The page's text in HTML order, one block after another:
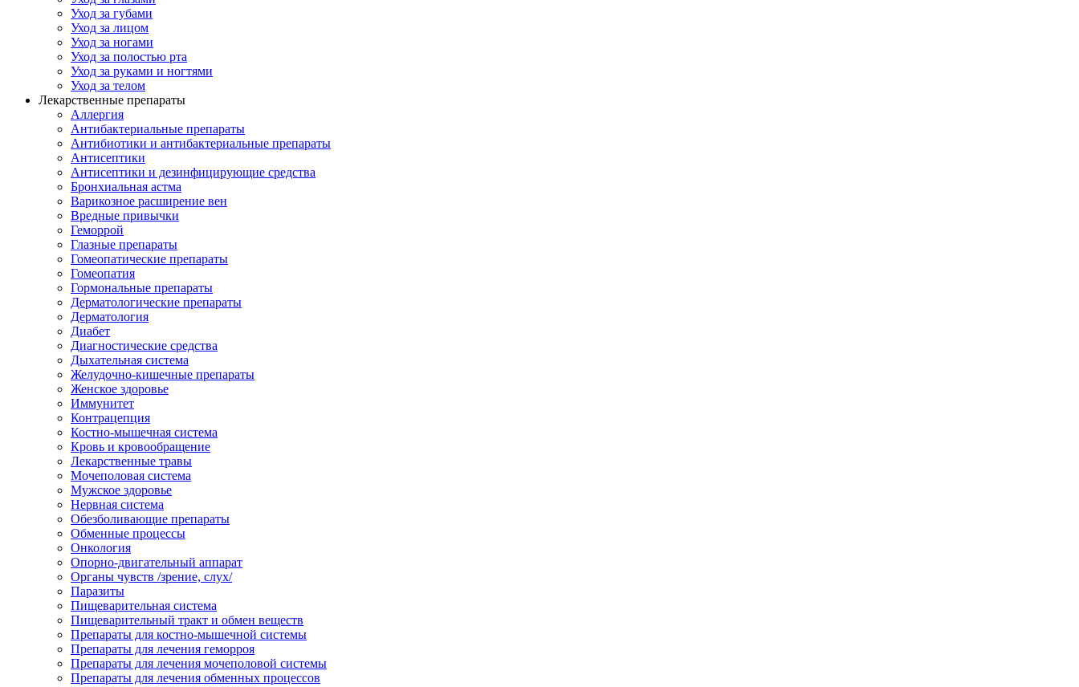
Уход за губами
Уход за лицом
Уход за ногами
Уход за полостью рта
Уход за руками и ногтями
Уход за телом
Лекарственные препараты
Аллергия
Антибактериальные препараты
Антибиотики и антибактериальные препараты
Антисептики
Антисептики и дезинфицирующие средства
Бронхиальная астма
Варикозное расширение вен
Вредные привычки
Геморрой
Глазные препараты
Гомеопатические препараты
Гомеопатия
Гормональные препараты
Дерматологические препараты
Дерматология
Диабет
Диагностические средства
Дыхательная система
Желудочно-кишечные препараты
Женское здоровье
Иммунитет
Контрацепция
Костно-мышечная система
Кровь и кровообращение
Лекарственные травы
Мочеполовая система
Мужское здоровье
Нервная система
Обезболивающие препараты
Обменные процессы
Онкология
Опорно-двигательный аппарат
Органы чувств /зрение, слух/
Паразиты
Пищеварительная система
Пищеварительный тракт и обмен веществ
Препараты для костно-мышечной системы
Препараты для лечения геморроя
Препараты для лечения мочеполовой системы
Препараты для лечения обменных процессов